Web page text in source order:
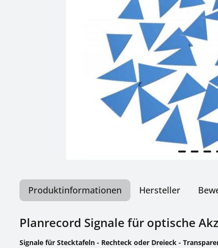
Produktinformationen Hersteller
Planrecord Signale für optische
Signale für Stecktafeln - Rechteck oder Dreieck -